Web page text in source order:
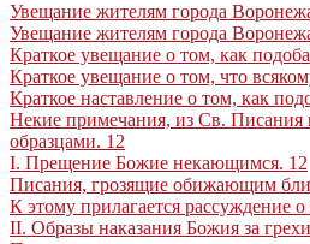
Увещание жителям города
Увещание жителям города
Краткое увещание о том, как
Краткое увещание о том, что
Краткое наставление о том, как
Некие примечания, из Св.
образцами. 12
I. Прещение Божие некающимся. 12
Писания, грозящие обижающим
К этому прилагается рассуждение о
II. Образы наказания Божия за грехи